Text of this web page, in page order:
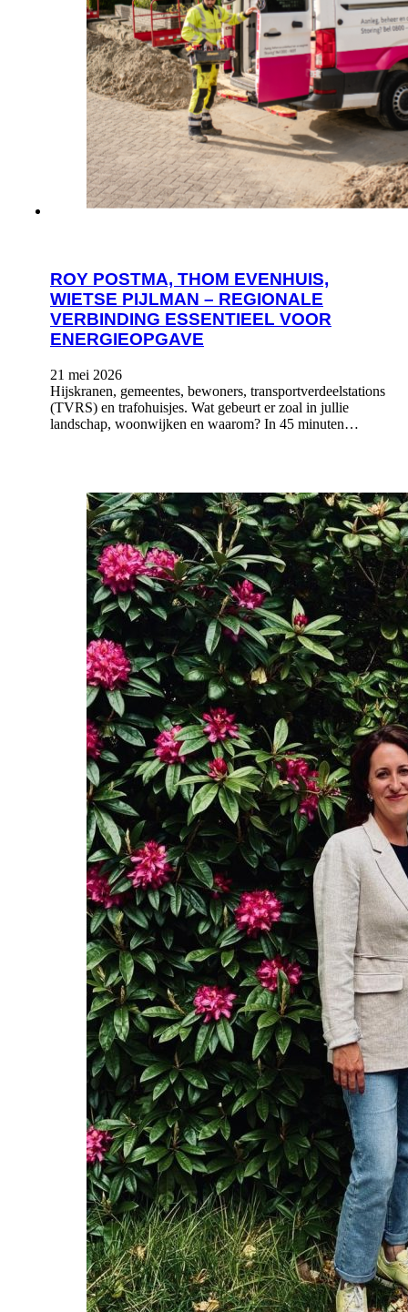
ROY POSTMA, THOM EVENHUIS,
WIETSE PIJLMAN – REGIONALE
VERBINDING ESSENTIEEL VOOR
ENERGIEOPGAVE
21 mei 2026
Hijskranen, gemeentes, bewoners, transportverdeelstations
(TVRS) en trafohuisjes. Wat gebeurt er zoal in jullie
landschap, woonwijken en waarom? In 45 minuten…